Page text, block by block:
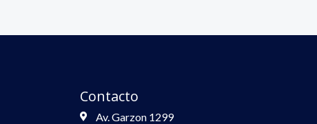
Contacto
Av. Garzon 1299